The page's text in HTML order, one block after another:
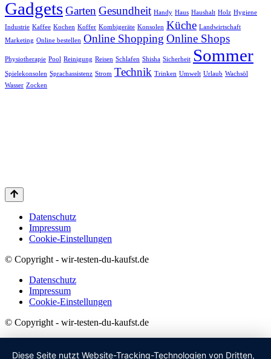
GadgetsGartenGesundheit Handy Haus Haushalt Holz Hygiene
Industrie Kaffee Kochen Koffer Kombigeräte Konsolen Küche Landwirtschaft
Marketing Online bestellen Online Shopping Online Shops
Physiotherapie Pool Reinigung Reisen Schlafen Shisha Sicherheit Sommer
Spielekonsolen Sprachassistenz Strom Technik Trinken Umwelt Urlaub Wachsöl
Wasser Zocken
Datenschutz
Impressum
Cookie-Einstellungen
© Copyright - wir-testen-du-kaufst.de
Datenschutz
Impressum
Cookie-Einstellungen
© Copyright - wir-testen-du-kaufst.de
Diese Seite nutzt Website-Tracking-Technologien von Dritten,